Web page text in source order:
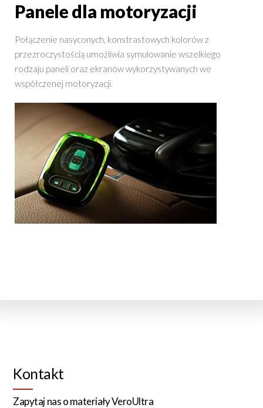
Panele dla motoryzacji
Połączenie nasyconych, konstrastowych kolorów z
przezroczystością umożliwia symulowanie wszelkiego
rodzaju paneli oraz ekranów wykorzystywanych we
współczenej motoryzacji.
Kontakt
Zapytaj nas o materiały VeroUltra